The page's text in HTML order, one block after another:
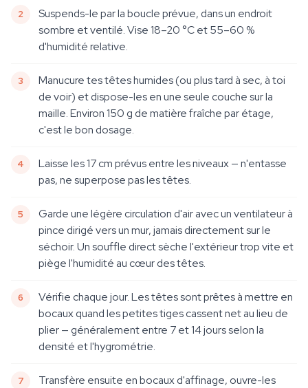
Suspends-le par la boucle prévue, dans un endroit
sombre et ventilé. Vise 18–20 °C et 55–60 %
d'humidité relative.
Manucure tes têtes humides (ou plus tard à sec, à toi
de voir) et dispose-les en une seule couche sur la
maille. Environ 150 g de matière fraîche par étage,
c'est le bon dosage.
Laisse les 17 cm prévus entre les niveaux — n'entasse
pas, ne superpose pas les têtes.
Garde une légère circulation d'air avec un ventilateur à
pince dirigé vers un mur, jamais directement sur le
séchoir. Un souffle direct sèche l'extérieur trop vite et
piège l'humidité au cœur des têtes.
Vérifie chaque jour. Les têtes sont prêtes à mettre en
bocaux quand les petites tiges cassent net au lieu de
plier — généralement entre 7 et 14 jours selon la
densité et l'hygrométrie.
Transfère ensuite en bocaux d'affinage, ouvre-les